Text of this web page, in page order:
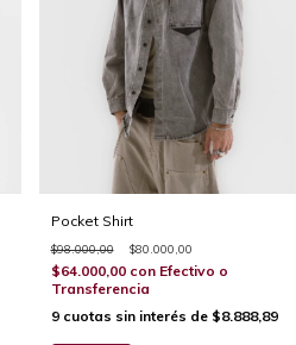
Pocket Shirt
$98.000,00 $80.000,00
$64.000,00 con Efectivo o
Transferencia
9 cuotas sin interés de $8.888,89